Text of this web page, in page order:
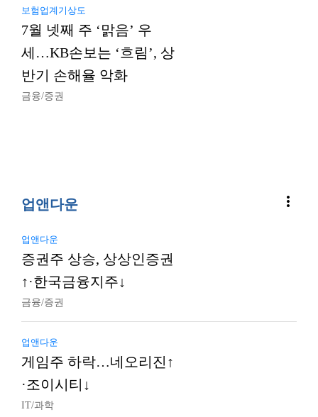
보험업계기상도
7월 넷째 주 ‘맑음’ 우
세…KB손보는 ‘흐림’, 상
반기 손해율 악화
금융/증권
업앤다운 more_vert
업앤다운
증권주 상승, 상상인증권
↑·한국금융지주↓
금융/증권
업앤다운
게임주 하락…네오리진↑
·조이시티↓
IT/과학